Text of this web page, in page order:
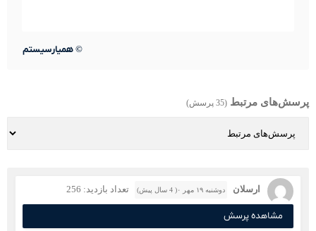
© همیارسیستم
پرسش‌های مرتبط (35 پرسش)
ارسلان دوشنبه ۱۹ مهر ۰( 4 سال پیش) تعداد بازدید: 256
مشاهده پرسش